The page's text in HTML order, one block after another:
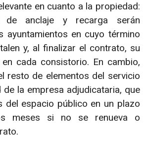
en cuanto a la propiedad:
de anclaje y recarga serán
ayuntamientos en cuyo término
y, al finalizar el contrato, su
cada consistorio. En cambio,
resto de elementos del servicio
la empresa adjudicataria, que
del espacio público en un plazo
meses si no se renueva o